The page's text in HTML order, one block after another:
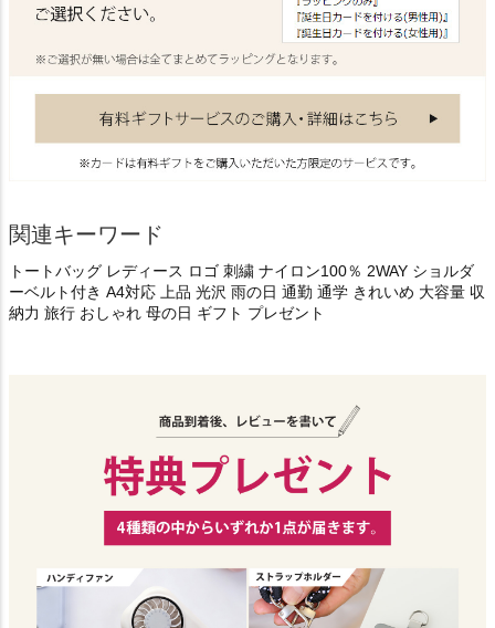
関連キーワード
トートバッグ レディース ロゴ 刺繍 ナイロン100％ 2WAY ショルダ
ーベルト付き A4対応 上品 光沢 雨の日 通勤 通学 きれいめ 大容量 収
納力 旅行 おしゃれ 母の日 ギフト プレゼント